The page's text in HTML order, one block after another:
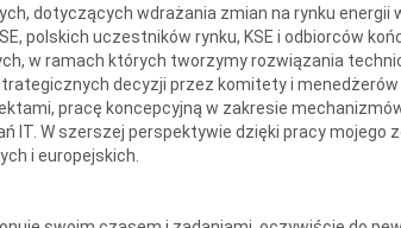
dotyczących wdrażania zmian na rynku energii
polskich uczestników rynku, KSE i odbiorców
w ramach których tworzymy rozwiązania
decyzji przez komitety i
pracę koncepcyjną w zakresie
W szerszej perspektywie dzięki pracy mojego
i europejskich.